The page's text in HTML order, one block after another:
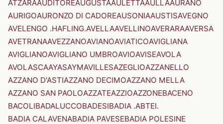
ATZARAAUDITOREAUGUSTAAULETTAAULLAAURANO
AURIGOAURONZO DI CADOREAUSONIAAUSTISAVEGNO
AVELENGO .HAFLING.AVELLAAVELLINOAVERARAAVERSA
AVETRANAAVEZZANOAVIANOAVIATICOAVIGLIANA
AVIGLIANOAVIGLIANO UMBROAVIOAVISEAVOLA
AVOLASCAAYASAYMAVILLESAZEGLIOAZZANELLO
AZZANO D'ASTIAZZANO DECIMOAZZANO MELLA
AZZANO SAN PAOLOAZZATEAZZIOAZZONEBACENO
BACOLIBADALUCCOBADESIBADIA .ABTEI.
BADIA CALAVENABADIA PAVESEBADIA POLESINE